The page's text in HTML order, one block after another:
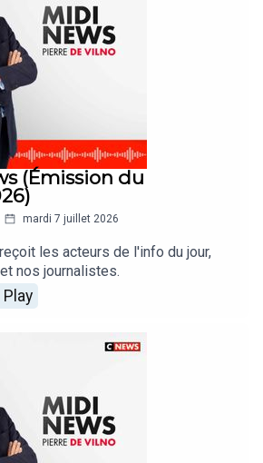
(Émission du
mardi 7 juillet 2026
les acteurs de l'info du jour,
nos journalistes.
Play